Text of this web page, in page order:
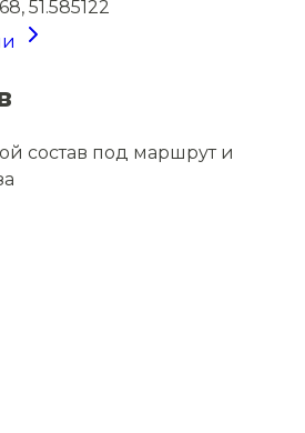
51.585122
состав под маршрут и